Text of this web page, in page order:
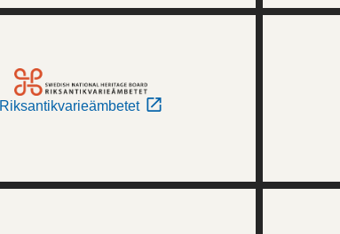
Riksantikvarieämbetet